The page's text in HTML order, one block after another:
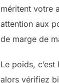
méritent votre
attention aux
de marge de
Le poids,
alors vérifiez